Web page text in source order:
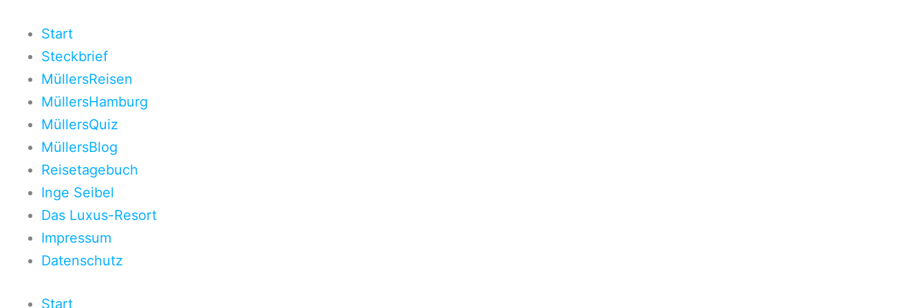
Inhalt
springen
Start
Steckbrief
MüllersReisen
MüllersHamburg
MüllersQuiz
MüllersBlog
Reisetagebuch
Inge Seibel
Das Luxus-Resort
Impressum
Datenschutz
Start